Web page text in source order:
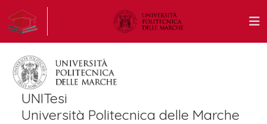
UNITesi
Università Politecnica delle Marche